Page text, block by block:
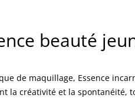
beauté
de maquillage, Essence
la créativité et la spontanéité,